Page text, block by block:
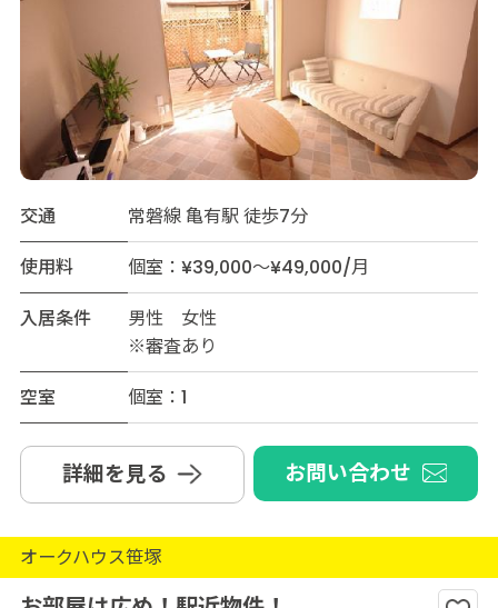
交通
常磐線 亀有駅 徒歩7分
使用料
個室：¥39,000～¥49,000/月
入居条件
男性 女性
※審査あり
空室
個室：1
詳細を見る お問い合わせ
オークハウス笹塚